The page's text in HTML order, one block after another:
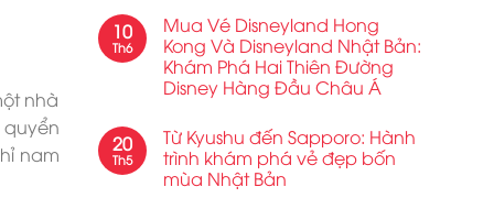
nhà
quyển
nam
10
Th6
Mua Vé Disneyland Hong
Kong Và Disneyland Nhật Bản:
Khám Phá Hai Thiên Đường
Disney Hàng Đầu Châu Á
20
Th5
Từ Kyushu đến Sapporo: Hành
trình khám phá vẻ đẹp bốn
mùa Nhật Bản